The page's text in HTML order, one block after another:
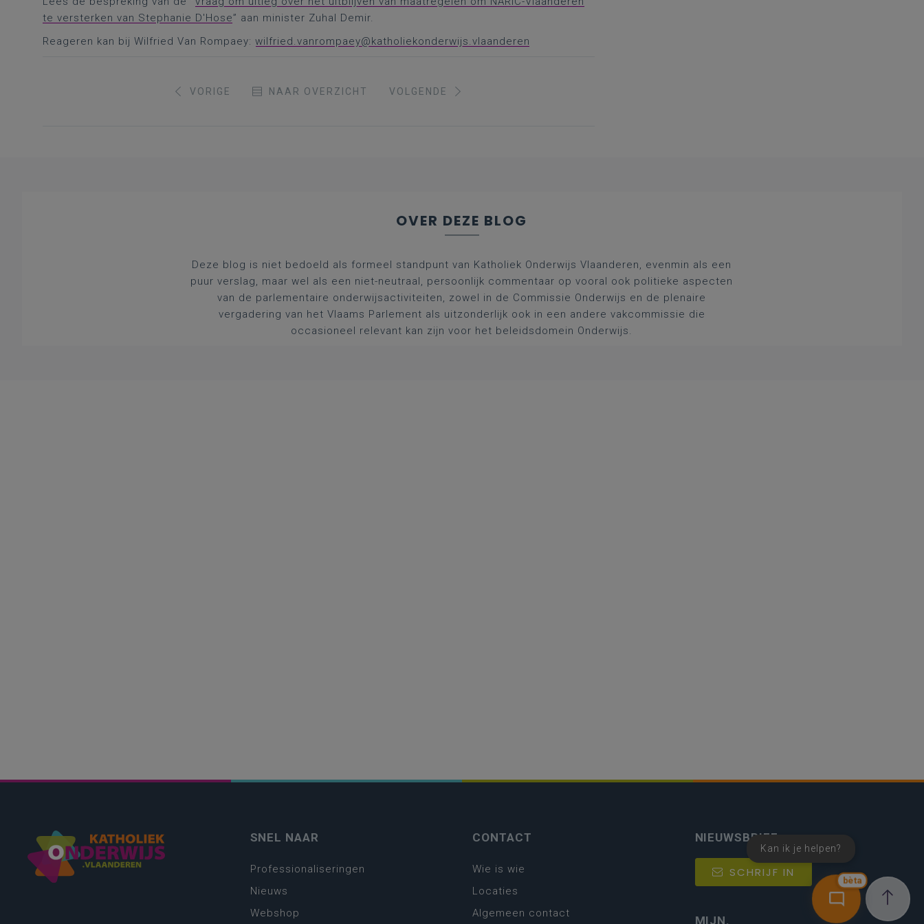
te versterken van Stephanie D'Hose” aan minister Zuhal Demir.
Reageren kan bij Wilfried Van Rompaey: wilfried.vanrompaey@katholiekonderwijs.vlaanderen
VORIGE NAAR OVERZICHT VOLGENDE
OVER DEZE BLOG
Deze blog is niet bedoeld als formeel standpunt van Katholiek Onderwijs Vlaanderen, evenmin als een
puur verslag, maar wel als een niet-neutraal, persoonlijk commentaar op vooral ook politieke aspecten
van de parlementaire onderwijsactiviteiten, zowel in de Commissie Onderwijs en de plenaire
vergadering van het Vlaams Parlement als uitzonderlijk ook in een andere vakcommissie die
occasioneel relevant kan zijn voor het beleidsdomein Onderwijs.
bèta
Kan ik je helpen?
SNEL NAAR
Professionaliseringen
Nieuws
Webshop
CONTACT
Wie is wie
Locaties
Algemeen contact
NIEUWSBRIEF
SCHRIJF IN
MIJN.